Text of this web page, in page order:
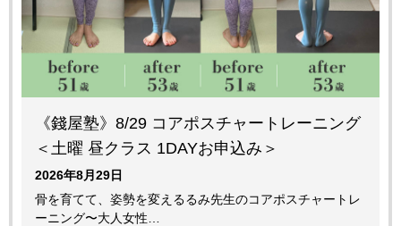
《錢屋塾》8/29 コアポスチャートレーニング
＜土曜 昼クラス 1DAYお申込み＞
2026年8月29日
骨を育てて、姿勢を変えるるみ先生のコアポスチャートレ
ーニング〜大人女性…